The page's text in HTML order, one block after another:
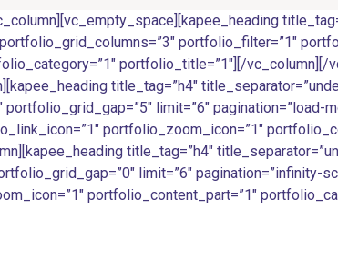
portfolio_filter=”1″
portfolio_title=”1″][/vc_column][/
title_tag=”h4″
limit=”6″ pagination=”load-
portfolio_zoom_icon=”1″
title_tag=”h4″
limit=”6″ pagination=”infinity-
portfolio_content_part=”1″